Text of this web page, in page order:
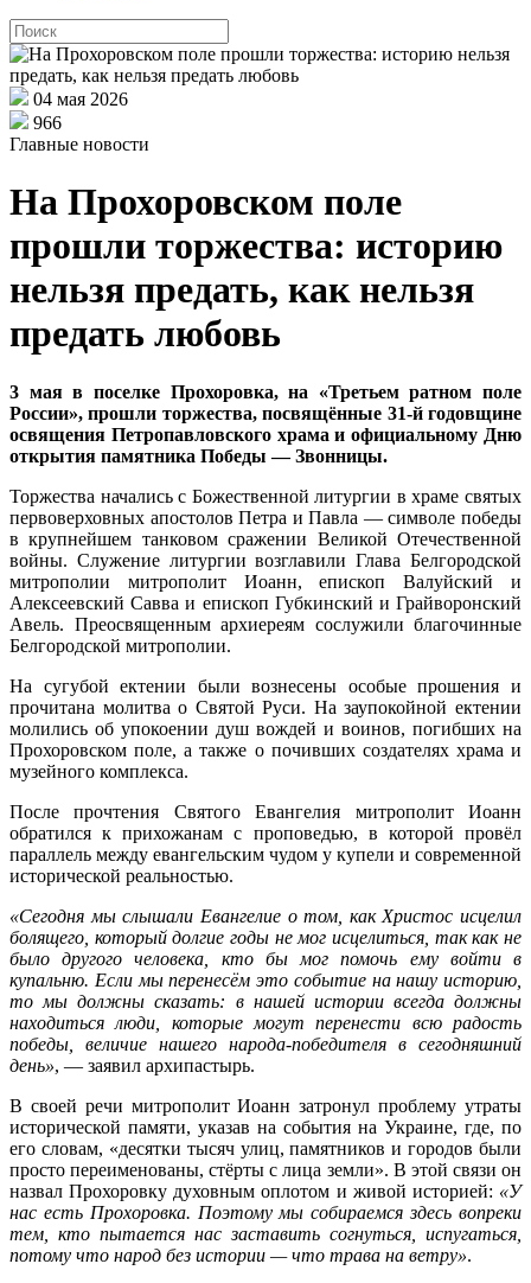
04 мая 2026
966
Главные новости
На Прохоровском поле
прошли торжества: историю
нельзя предать, как нельзя
предать любовь
3 мая в поселке Прохоровка, на «Третьем ратном поле
России», прошли торжества, посвящённые 31-й годовщине
освящения Петропавловского храма и официальному Дню
открытия памятника Победы — Звонницы.
Торжества начались с Божественной литургии в храме святых
первоверховных апостолов Петра и Павла — символе победы
в крупнейшем танковом сражении Великой Отечественной
войны. Служение литургии возглавили Глава Белгородской
митрополии митрополит Иоанн, епископ Валуйский и
Алексеевский Савва и епископ Губкинский и Грайворонский
Авель. Преосвященным архиереям сослужили благочинные
Белгородской митрополии.
На сугубой ектении были вознесены особые прошения и
прочитана молитва о Святой Руси. На заупокойной ектении
молились об упокоении душ вождей и воинов, погибших на
Прохоровском поле, а также о почивших создателях храма и
музейного комплекса.
После прочтения Святого Евангелия митрополит Иоанн
обратился к прихожанам с проповедью, в которой провёл
параллель между евангельским чудом у купели и современной
исторической реальностью.
«Сегодня мы слышали Евангелие о том, как Христос исцелил
болящего, который долгие годы не мог исцелиться, так как не
было другого человека, кто бы мог помочь ему войти в
купальню. Если мы перенесём это событие на нашу историю,
то мы должны сказать: в нашей истории всегда должны
находиться люди, которые могут перенести всю радость
победы, величие нашего народа-победителя в сегодняшний
день», — заявил архипастырь.
В своей речи митрополит Иоанн затронул проблему утраты
исторической памяти, указав на события на Украине, где, по
его словам, «десятки тысяч улиц, памятников и городов были
просто переименованы,стёрты с лица земли». В этой связи он
назвал Прохоровку духовным оплотом и живой историей: «У
нас есть Прохоровка. Поэтому мы собираемся здесь вопреки
тем, кто пытается нас заставить согнуться, испугаться,
потому что народ без истории — что трава на ветру».